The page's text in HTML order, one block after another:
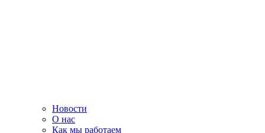
Новости
О нас
Как мы работаем